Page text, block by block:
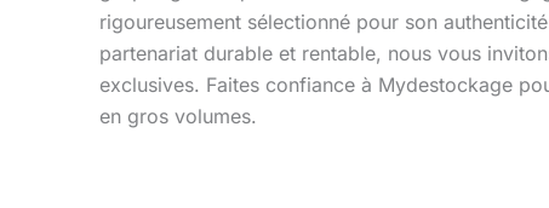
rigoureusement sélectionné pour son
partenariat durable et rentable, nous vous
exclusives. Faites confiance à Mydestockage
en gros volumes.